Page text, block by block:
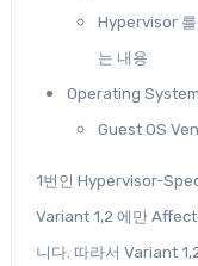
Hypervisor 를
는 내용
Operating
Guest OS
1번인 Hypervisor-
Variant 1,2 에만
니다. 따라서 Variant